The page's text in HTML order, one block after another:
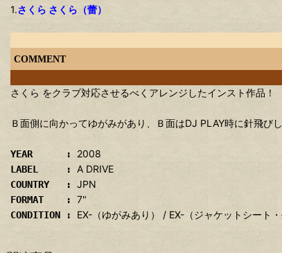
1.さくら さくら（蕾）
COMMENT
さくら をクラブ対応させるべくアレンジしたインスト作品！
Ｂ面側に向かってゆがみがあり、Ｂ面はDJ PLAY時に針飛び
YEAR : 2008
LABEL : A DRIVE
COUNTRY : JPN
FORMAT : 7"
CONDITION : EX-（ゆがみあり） / EX-（ジャケットシート